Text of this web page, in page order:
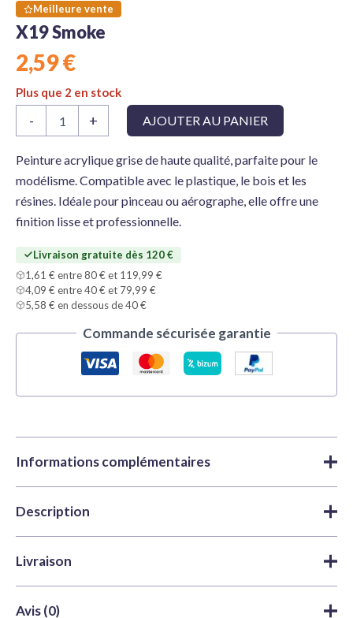
Meilleure vente
X19 Smoke
2,59€
Plus que 2 en stock
-
Smoke
+ AJOUTER AU PANIER
Peinture acrylique grise de haute qualité, parfaite pour le
modélisme. Compatible avec le plastique, le bois et les
résines. Idéale pour pinceau ou aérographe, elle offre une
finition lisse et professionnelle.
Livraison gratuite dès 120 €
1,61 € entre 80 € et 119,99 €
4,09 € entre 40 € et 79,99 €
5,58 € en dessous de 40 €
Commande sécurisée garantie
Informations complémentaires
Marque
Peintures,Peintures acryliques,
UGS
TAM81519
Couleur
Description
Tamiya X19 Smoke est une peinture acrylique polyvalente et
Livraison
Délais de traitement et d'expédition
: nous expédions
Avis (0)